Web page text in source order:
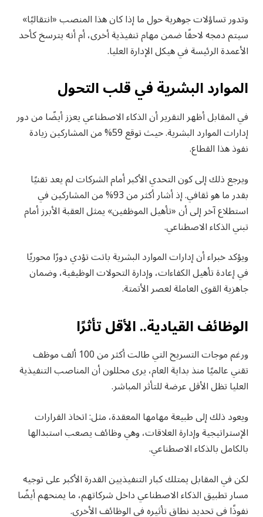
وتدور تساؤلات جوهرية حول ما إذا كان هذا المنصب «انتقاليًا»
سيتم دمجه لاحقًا ضمن مهام تنفيذية أخرى، أم أنه يترسخ كأحد
الأعمدة الرئيسة في هيكل الإدارة العليا.
الموارد البشرية في قلب التحول
في المقابل أظهر التقرير أن الذكاء الاصطناعي يعزز أيضًا من دور
إدارات الموارد البشرية. حيث توقع 59% من المشاركين زيادة
نفوذ هذا القطاع.
ويرجع ذلك إلى كون التحدي الأكبر أمام الشركات لم يعد تقنيًا
بقدر ما هو ثقافي. إذ أشار أكثر من 93% من المشاركين في
استطلاع آخر إلى أن «تأهيل الموظفين» يمثل العقبة الأبرز أمام
تبني الذكاء الاصطناعي.
ويؤكد خبراء أن إدارات الموارد البشرية باتت تؤدي دورًا محوريًا
في إعادة تأهيل الكفاءات، وإدارة التحولات الوظيفية، وضمان
جاهزية القوى العاملة لعصر الأتمتة.
الوظائف القيادية.. الأقل تأثرًا
ورغم موجات التسريح التي طالت أكثر من 100 ألف موظف
تقني عالميًا منذ بداية العام، يرى محللون أن المناصب التنفيذية
العليا تظل الأقل عرضة للتأثر المباشر.
ويعود ذلك إلى طبيعة مهامها المعقدة، مثل: اتخاذ القرارات
الإستراتيجية وإدارة العلاقات، وهي وظائف يصعب استبدالها
بالكامل بالذكاء الاصطناعي.
لكن في المقابل يمتلك كبار التنفيذيين القدرة الأكبر على توجيه
مسار تطبيق الذكاء الاصطناعي داخل شركاتهم، ما يمنحهم أيضًا
نفوذًا في تحديد نطاق تأثيره في الوظائف الأخرى.